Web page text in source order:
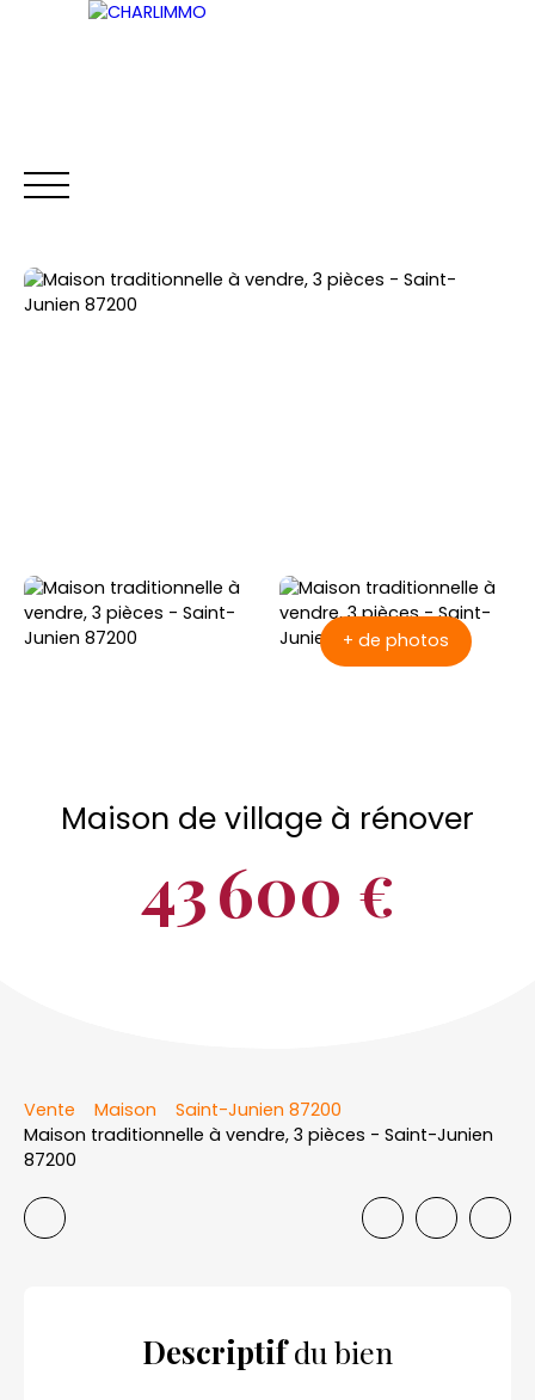
+ de photos
Maison de village à rénover
43 600 €
Vente Maison
Saint-Junien 87200
Maison traditionnelle à vendre, 3 pièces - Saint-Junien
87200
Descriptifdu bien